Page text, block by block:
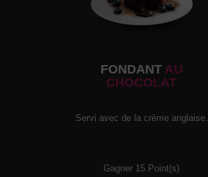
FONDANTAU
CHOCOLAT
Servi avec de la crème anglaise.
Gagner 15 Point(s)